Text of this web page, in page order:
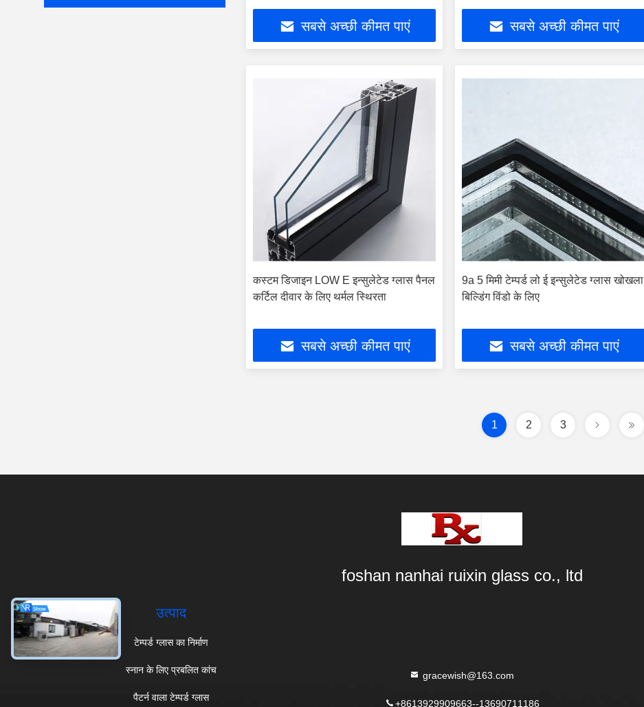
सबसे अच्छी कीमत पाएं सबसे अच्छी कीमत पाएं
कस्टम डिजाइन LOW E इन्सुलेटेड ग्लास पैनल
कर्टिल दीवार के लिए थर्मल स्थिरता
सबसे अच्छी कीमत पाएं
9a 5 मिमी टेम्पर्ड लो ई इन्सुलेटेड ग्लास खोखला
बिल्डिंग विंडो के लिए
सबसे अच्छी कीमत पाएं
1 2 3
foshan nanhai ruixin glass co., ltd
उत्पाद
टेम्पर्ड ग्लास का निर्माण
स्नान के लिए प्रबलित कांच
पैटर्न वाला टेम्पर्ड ग्लास
gracewish@163.com
+8613929909663--13690711186